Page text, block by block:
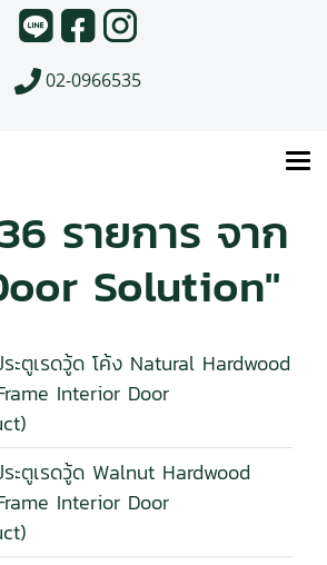
02-0966535
รายการ จาก
Solution"
ะตูเรดวู้ด โค้ง Natural Hardwood
Interior Door
ะตูเรดวู้ด Walnut Hardwood
Interior Door